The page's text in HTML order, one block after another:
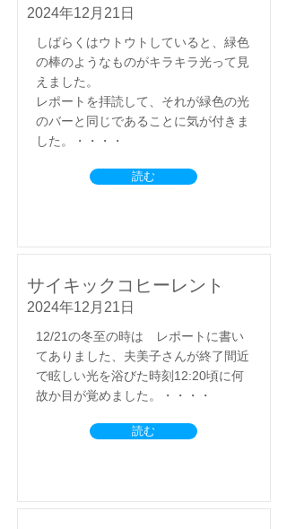
2024年12月21日
しばらくはウトウトしていると、緑色
の棒のようなものがキラキラ光って見
えました。
レポートを拝読して、それが緑色の光
のバーと同じであることに気が付きま
した。・・・・
読む
サイキックコヒーレント
2024年12月21日
12/21の冬至の時は レポートに書い
てありました、夫美子さんが終了間近
で眩しい光を浴びた時刻12:20頃に何
故か目が覚めました。・・・・
読む